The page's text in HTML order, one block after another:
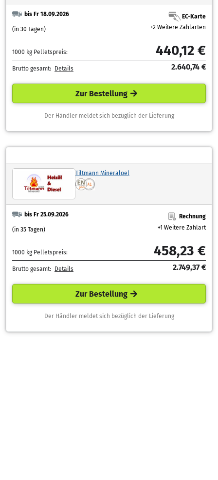
bis Fr 18.09.2026
(in 30 Tagen)
EC-Karte
+2 Weitere Zahlarten
1000 kg Pelletspreis: 440,12 €
Brutto gesamt: Details 2.640,74 €
Zur Bestellung
Der Händler meldet sich bezüglich der Lieferung
Tiltmann Mineraloel
bis Fr 25.09.2026
(in 35 Tagen)
Rechnung
+1 Weitere Zahlart
1000 kg Pelletspreis: 458,23 €
Brutto gesamt: Details 2.749,37 €
Zur Bestellung
Der Händler meldet sich bezüglich der Lieferung